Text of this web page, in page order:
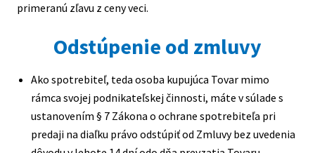
primeranú zľavu z ceny veci.
Odstúpenie od zmluvy
Ako spotrebiteľ, teda osoba kupujúca Tovar mimo
rámca svojej podnikateľskej činnosti, máte v súlade s
ustanovením § 7 Zákona o ochrane spotrebiteľa pri
predaji na diaľku právo odstúpiť od Zmluvy bez uvedenia